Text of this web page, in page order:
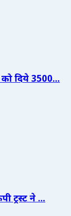
दिये 3500...
ट्रस्ट ने ...